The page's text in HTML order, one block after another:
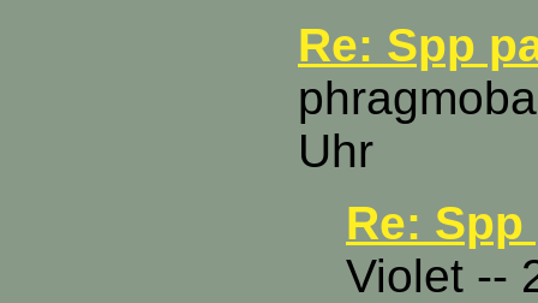
Re: Spp
Uhr
Re:
Violet --